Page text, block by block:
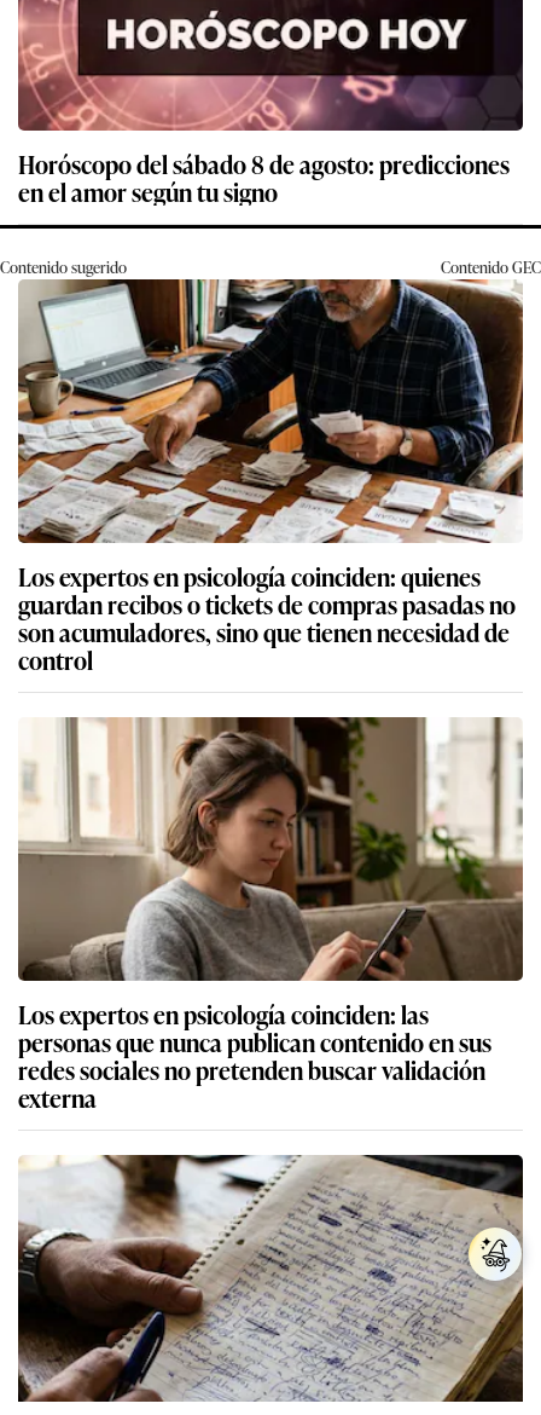
Horóscopo del sábado 8 de agosto: predicciones
en el amor según tu signo
Contenido sugerido ContenidoGEC
Los expertos en psicología coinciden: quienes
guardan recibos o tickets de compras pasadas no
son acumuladores, sino que tienen necesidad de
control
Los expertos en psicología coinciden: las
personas que nunca publican contenido en sus
redes sociales no pretenden buscar validación
externa